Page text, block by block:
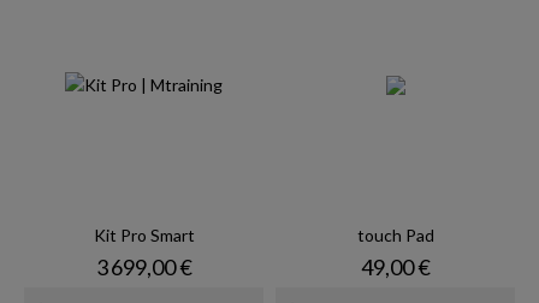
Kit Pro Smart
Prix
3 699,00 €
touch Pad
Prix
49,00 €